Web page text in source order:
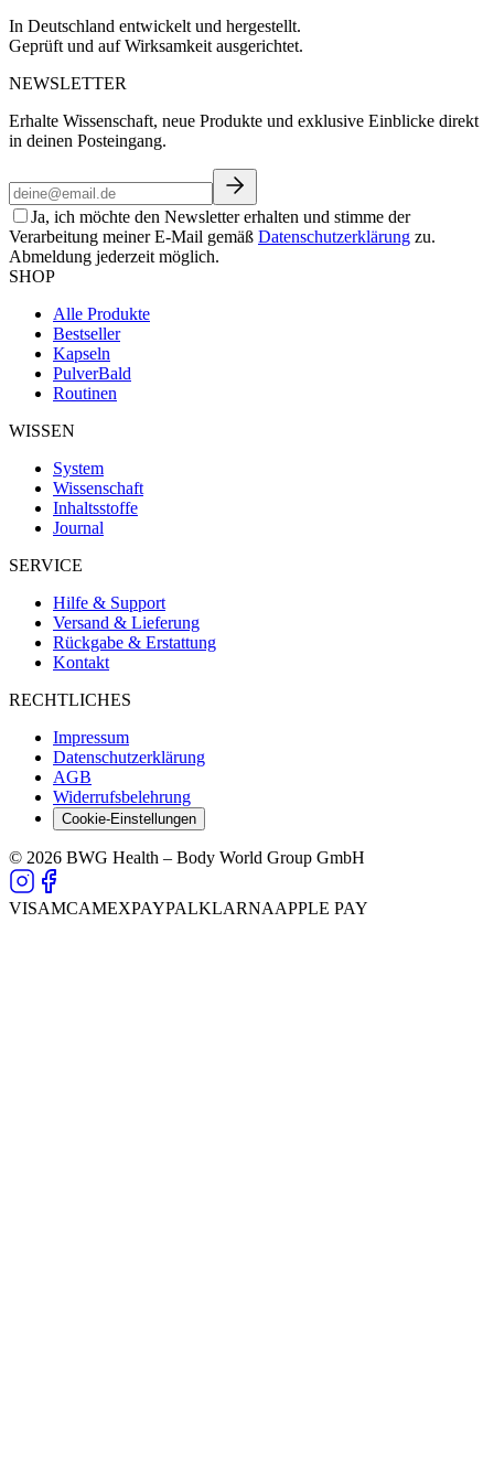
In Deutschland entwickelt und hergestellt.
Geprüft und auf Wirksamkeit ausgerichtet.
NEWSLETTER
Erhalte Wissenschaft, neue Produkte und exklusive Einblicke direkt
in deinen Posteingang.
Ja, ich möchte den Newsletter erhalten und stimme der
Verarbeitung meiner E-Mail gemäß Datenschutzerklärung zu.
Abmeldung jederzeit möglich.
SHOP
Alle Produkte
Bestseller
Kapseln
PulverBald
Routinen
WISSEN
System
Wissenschaft
Inhaltsstoffe
Journal
SERVICE
Hilfe & Support
Versand & Lieferung
Rückgabe & Erstattung
Kontakt
RECHTLICHES
Impressum
Datenschutzerklärung
AGB
Widerrufsbelehrung
Cookie-Einstellungen
© 2026 BWG Health – Body World Group GmbH
VISAMCAMEXPAYPALKLARNAAPPLE PAY